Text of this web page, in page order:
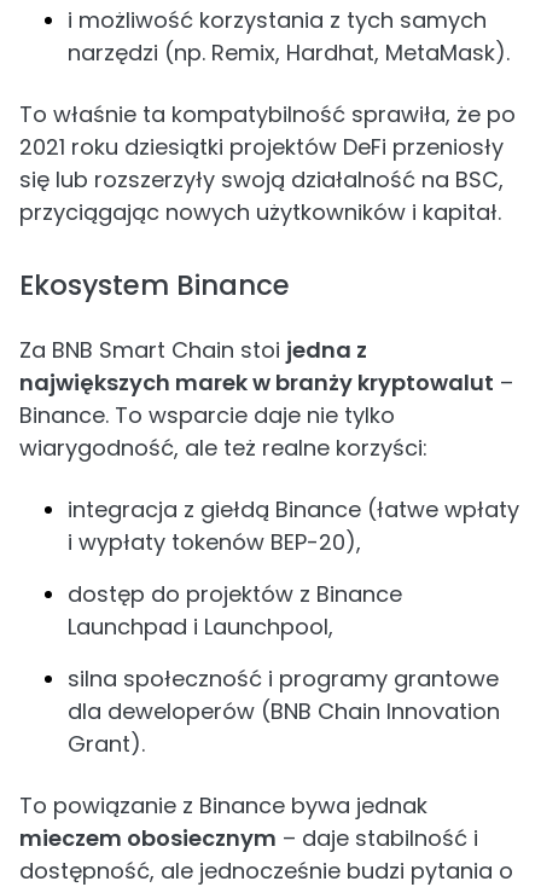
i możliwość korzystania z tych samych
narzędzi (np. Remix, Hardhat, MetaMask).
To właśnie ta kompatybilność sprawiła, że po
2021 roku dziesiątki projektów DeFi przeniosły
się lub rozszerzyły swoją działalność na BSC,
przyciągając nowych użytkowników i kapitał.
Ekosystem Binance
Za BNB Smart Chain stoi jedna z
największych marek w branży kryptowalut –
Binance. To wsparcie daje nie tylko
wiarygodność, ale też realne korzyści:
integracja z giełdą Binance (łatwe wpłaty
i wypłaty tokenów BEP-20),
dostęp do projektów z Binance
Launchpad i Launchpool,
silna społeczność i programy grantowe
dla deweloperów (BNB Chain Innovation
Grant).
To powiązanie z Binance bywa jednak
mieczem obosiecznym – daje stabilność i
dostępność, ale jednocześnie budzi pytania o